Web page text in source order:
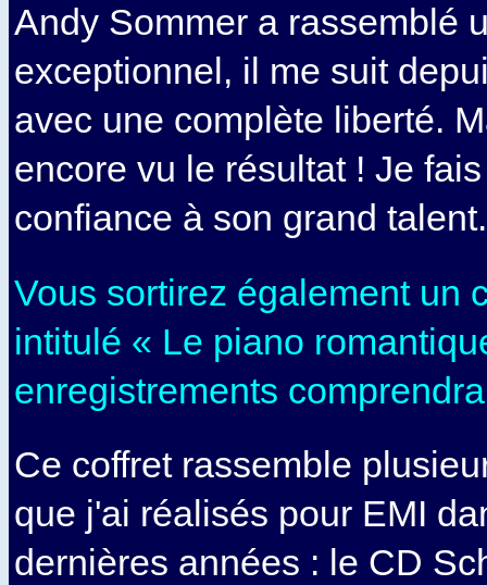
Andy Sommer a rassemblé
exceptionnel, il me suit
avec une complète liberté.
encore vu le résultat ! Je
confiance à son grand talent.
Vous sortirez également un
intitulé « Le piano
enregistrements
Ce coffret rassemble
que j'ai réalisés pour EMI
dernières années : le CD